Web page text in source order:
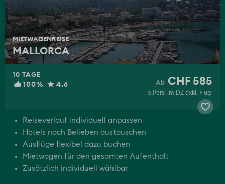
MIETWAGENREISE
MALLORCA
10 TAGE
100% 4.6 CHF 585
p.Pers. im DZ exkl. Flug
Reiseverlauf individuell anpassen
Hotels nach Belieben austauschen
Ausflüge flexibel dazu buchen
Mietwagen für den gesamten Aufenthalt
Zusätzlich individuell wählbar